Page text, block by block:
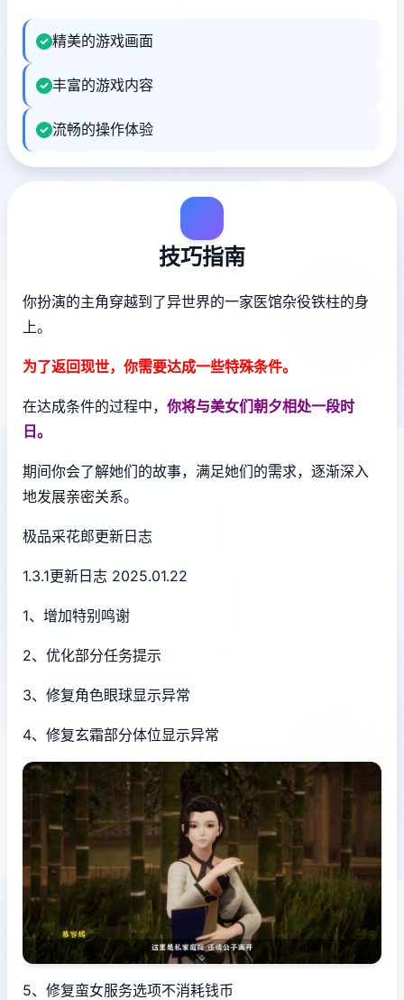
精美的游戏画面
丰富的游戏内容
流畅的操作体验
技巧指南
你扮演的主角穿越到了异世界的一家医馆杂役铁柱的身
上。
为了返回现世，你需要达成一些特殊条件。
在达成条件的过程中， 你将与美女们朝夕相处一段时
日。
期间你会了解她们的故事，满足她们的需求，逐渐深入
地发展亲密关系。
极品采花郎更新日志
1.3.1更新日志 2025.01.22
1、增加特别鸣谢
2、优化部分任务提示
3、修复角色眼球显示异常
4、修复玄霜部分体位显示异常
5、修复蛮女服务选项不消耗钱币